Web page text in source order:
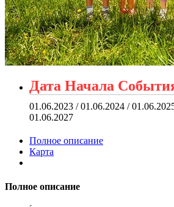
Дата Начала
01.06.2023 / 01.06.2024 /
01.06.2027
Полное описание
Карта
Полное описание